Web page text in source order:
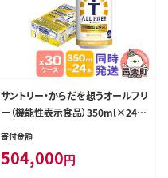
サントリー・からだを想うオールフリ
ー（機能性表示食品）350ml×24本
入り×30ケース（同時発送） [ノンア
ルコールビール 缶 一番麦汁 群馬
県]
寄付金額
504,000円